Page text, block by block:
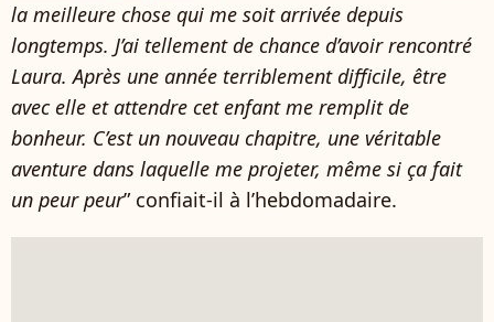
la meilleure chose qui me soit arrivée depuis
longtemps. J’ai tellement de chance d’avoir rencontré
Laura. Après une année terriblement difficile, être
avec elle et attendre cet enfant me remplit de
bonheur. C’est un nouveau chapitre, une véritable
aventure dans laquelle me projeter, même si ça fait
un peur peur” confiait-il à l’hebdomadaire.